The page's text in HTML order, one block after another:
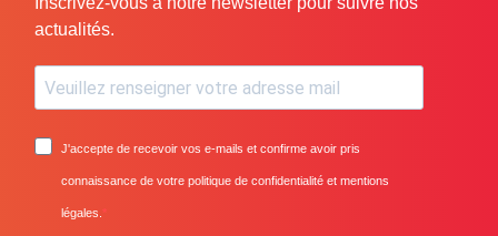
actualités.
J'accepte de recevoir vos e-mails et confirme avoir pris
connaissance de votre politique de confidentialité et mentions
légales.